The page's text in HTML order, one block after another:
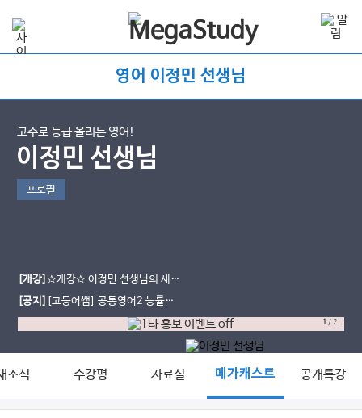
영어 이정민 선생님
고수로 등급 올리는 영어!
이정민 선생님
프로필
[개강]☆개강☆ 이정민 선생님의 세계
문화와 영어 교과서 강좌 개강!
[공지] [고등어쌤] 공통영어2 능률
(민) 무료단어장과 교재를 소개합니
1 /2
소식 수강평 자료실 메가캐스트 공개특강